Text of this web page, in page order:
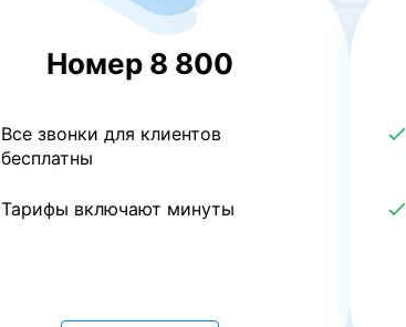
Номер 8 800
Все звонки для клиентов
бесплатны
Тарифы включают минуты